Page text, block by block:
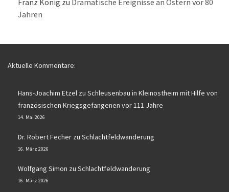
Franz König zu Dramatische Ereignisse an Ostern vor 80
Jahren
Aktuelle Kommentare:
Hans-Joachim Etzel zu Schleusenbau in Kleinostheim mit Hilfe von
französischen Kriegsgefangenen vor 111 Jahre
14. Mai 2026
Dr. Robert Fecher zu Schlachtfeldwanderung
16. März 2026
Wolfgang Simon zu Schlachtfeldwanderung
16. März 2026